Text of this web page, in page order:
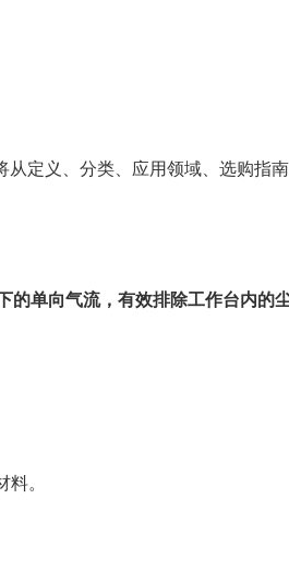
定义、分类、应用领域、选购指
单向气流，有效排除工作台内的
。